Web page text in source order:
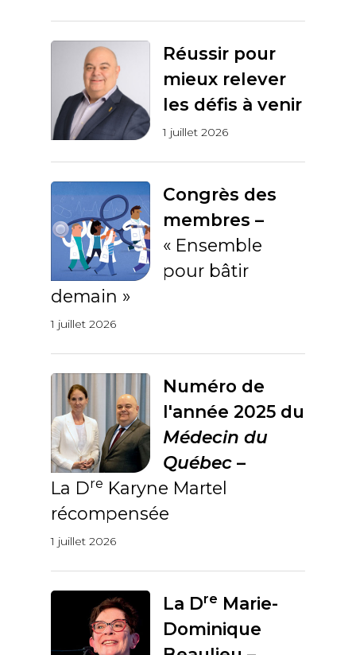
Réussir pour
mieux relever
les défis à venir
1 juillet 2026
Congrès des
membres –
« Ensemble
pour bâtir
demain »
1 juillet 2026
Numéro de
l'année 2025 du
Médecin du
Québec –
La Dre Karyne Martel
récompensée
1 juillet 2026
La Dre Marie-
Dominique